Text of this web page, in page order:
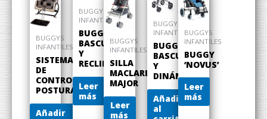
BUGGYS
INFANTILES
SISTEMA
DE
CONTROL
POSTURAL
Añadir
BUGGYS
INFANTILES
BUGGY
BASCULANTE
Y
RECLINABLE
Leer
más
BUGGYS
INFANTILES
SILLA
MACLAREN
MAJOR
Leer
más
BUGGYS
INFANTILES
BUGGY
BASCULANTE
Y
DINÁMICO
Añadir
al
BUGGYS
INFANTILES
BUGGY
‘NOVUS’
Leer
más